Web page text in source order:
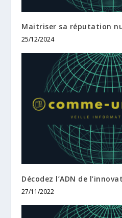
Maitriser sa réputation
25/12/2024
Décodez l’ADN de
27/11/2022